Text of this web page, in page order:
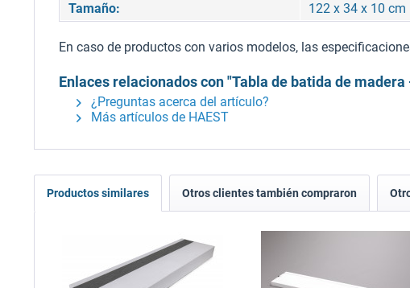
Tamaño:
122 x 34 x 10 cm
En caso de productos con varios modelos, las
Enlaces relacionados con "Tabla de batida de madera
¿Preguntas acerca del artículo?
Más artículos de HAEST
Productos similares Otros clientes también compraron